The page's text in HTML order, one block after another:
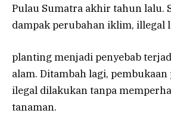
Pulau Sumatra akhir tahun lalu.
dampak perubahan iklim, illegal
planting menjadi penyebab
alam. Ditambah lagi,
ilegal dilakukan tanpa
tanaman.